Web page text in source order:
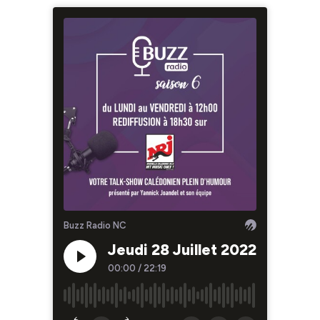
Buzz Radio NC
Jeudi 28 Juillet 2022
00:00 / 22:19